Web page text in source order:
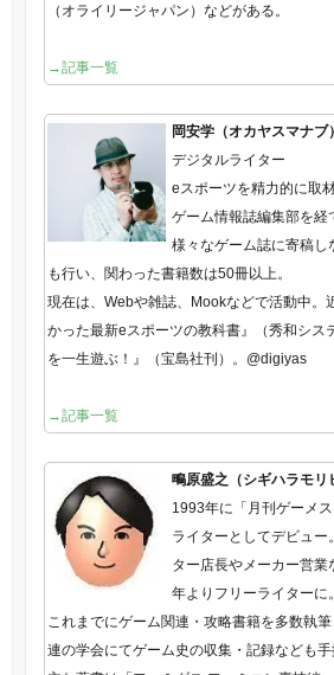
（オライリージャパン）などがある。
→記事一覧
岡安学（オカヤスマナブ）
デジタルライター
eスポーツを精力的に取
ゲーム情報誌編集部を経
様々なゲーム誌に寄稿し
も行い、関わった書籍数は50冊以上。
現在は、Webや雑誌、Mookなどで活動中。
かった最新eスポーツの教科書』（秀和シス
を一生遊ぶ！』（宝島社刊）。@digiyas
→記事一覧
鴫原盛之（シギハラモリ
1993年に「月刊ゲーメ
ライターとしてデビュー
ター店長やメーカー営
年よりフリーライターに。
これまでにゲーム関連・攻略書籍を多数執
連の学会にてゲーム史の収集・記録なども手